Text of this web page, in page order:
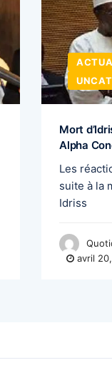
Mort
Alpha
Les
suite à la
Idriss
avril